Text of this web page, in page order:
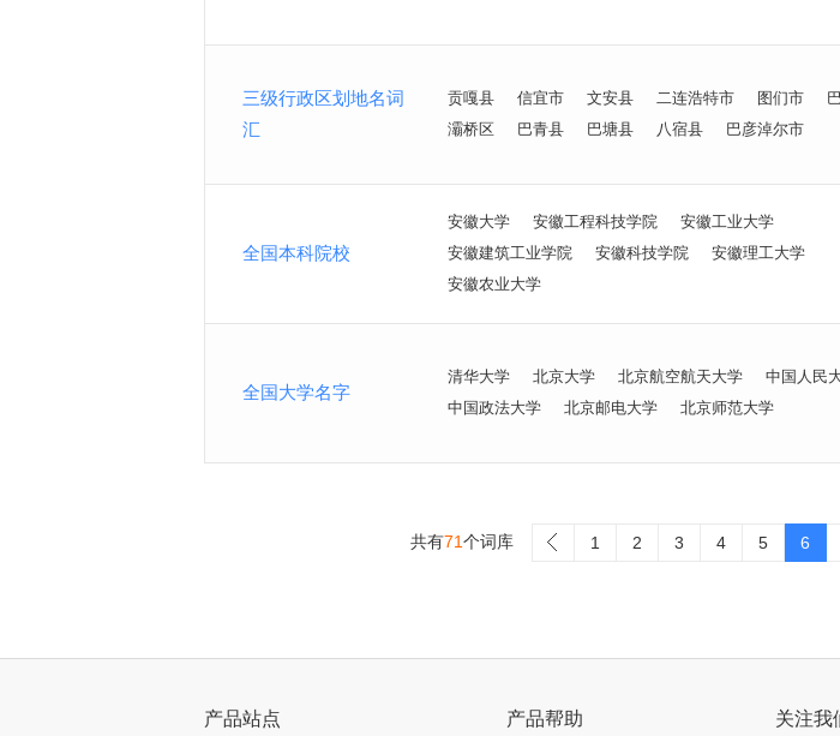
三级行政区划地名词
汇
贡嘎县 信宜市 文安县 二连浩特市 图们市
灞桥区
巴青县 巴塘县 八宿县 巴彦淖尔市
全国本科院校
安徽大学 安徽工程科技学院
安徽工业大学
安徽建筑工业学院
安徽科技学院
安徽理工大学
安徽农业大学
全国大学名字
清华大学 北京大学 北京航空航天大学
中国人民
中国政法大学
北京邮电大学 北京师范大学
共有71个词库 1 2 3 4 5 6
产品站点 产品帮助 关注我